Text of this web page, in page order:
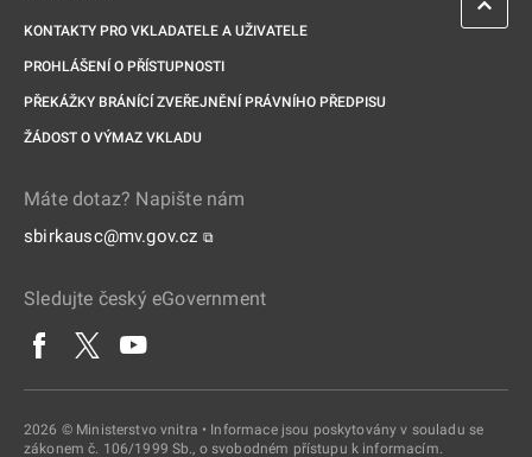
KONTAKTY PRO VKLADATELE A UŽIVATELE
PROHLÁŠENÍ O PŘÍSTUPNOSTI
PŘEKÁŽKY BRÁNÍCÍ ZVEŘEJNĚNÍ PRÁVNÍHO PŘEDPISU
ŽÁDOST O VÝMAZ VKLADU
Máte dotaz? Napište nám
sbirkausc@mv.gov.cz ⧉
Sledujte český eGovernment
2026 © Ministerstvo vnitra • Informace jsou poskytovány v souladu se
zákonem č. 106/1999 Sb., o svobodném přístupu k informacím.